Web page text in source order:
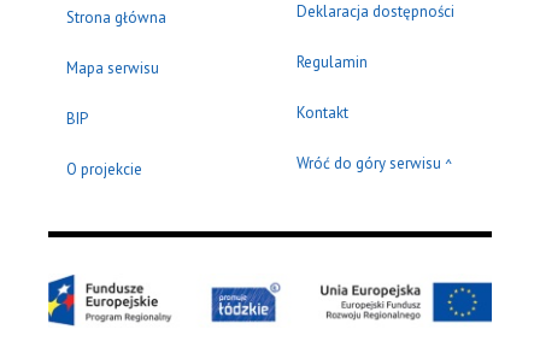
Strona główna
Mapa serwisu
BIP
O projekcie
Deklaracja dostępności
Regulamin
Kontakt
Wróć do góry serwisu ^